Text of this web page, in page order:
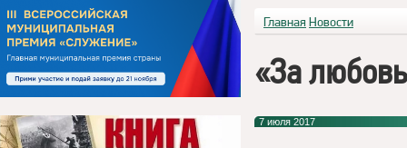
Главная Новости
«За
7 июля 2017